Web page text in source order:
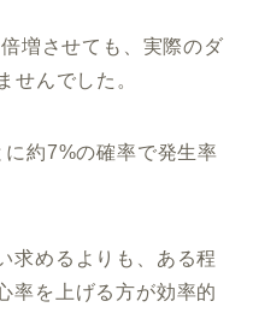
増させても、実際のダ
せんでした。
約7%の確率で発生率
求めるよりも、ある程
率を上げる方が効率的